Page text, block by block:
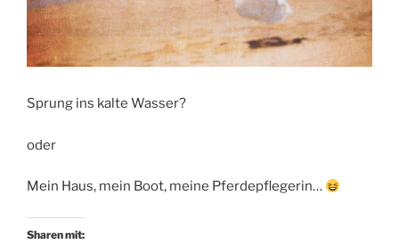
Sprung ins kalte Wasser?
oder
Mein Haus, mein Boot, meine Pferdepflegerin…
Sharen mit: